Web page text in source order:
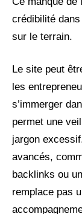
crédibilité dans
sur le terrain.
Le site peut
les
s’immerger
permet une
jargon
avancés,
backlinks ou
remplace pas